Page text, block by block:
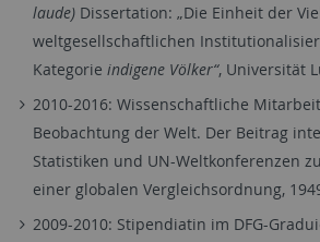
laude) Dissertation: „Die Einheit der
weltgesellschaftlichen
Kategorieindigene Völker“, Universität
2010-2016: Wissenschaftliche
Beobachtung der Welt. Der Beitrag
Statistiken und UN-Weltkonferenzen
einer globalen Vergleichsordnung,
2009-2010: Stipendiatin im DFG-